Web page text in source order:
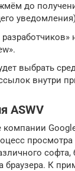
до
выбрать
внутри
ASWV
компании
просмотра
софта,
браузера. К